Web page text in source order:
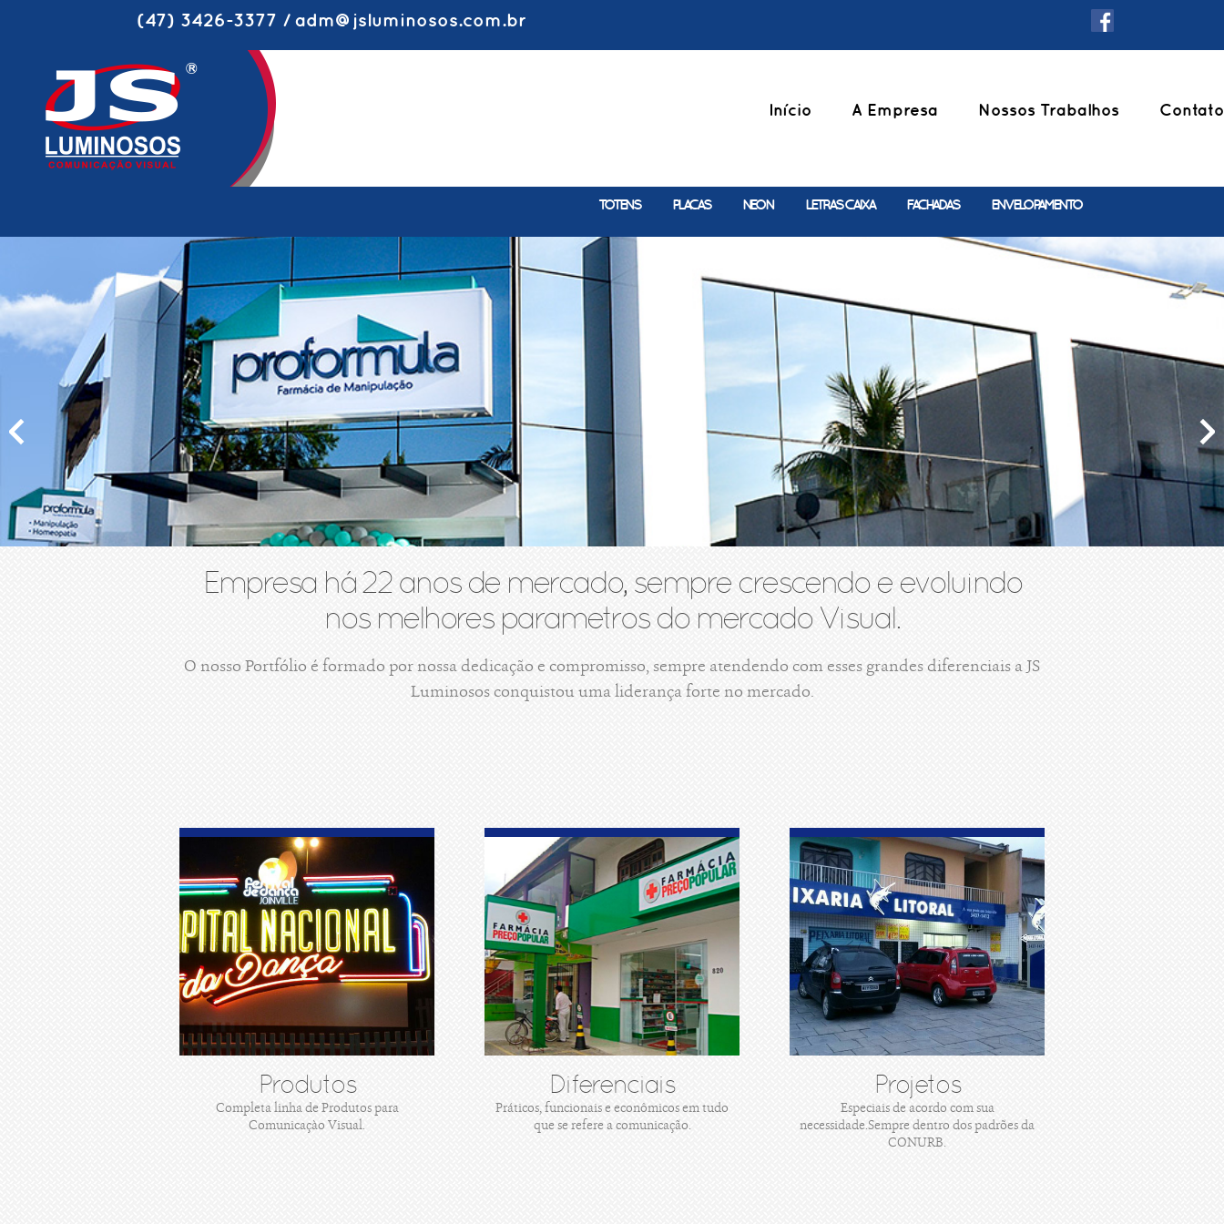
(47) 3426-3377 / adm@jsluminosos.com.br
Início A Empresa Nossos Trabalhos Contato
ENVELOPAMENTO
FACHADAS
LETRAS CAIXA
NEON
PLACAS
TOTENS
Empresa há 22 anos de mercado, sempre crescendo e evoluindo
nos melhores parametros do mercado Visual.
O nosso Portfólio é formado por nossa dedicação e compromisso, sempre atendendo com esses grandes diferenciais a JS
Luminosos conquistou uma liderança forte no mercado.
Produtos
Completa linha de Produtos para
Comunicaçào Visual.
Diferenciais
Práticos, funcionais e econômicos em tudo
que se refere a comunicação.
Projetos
Especiais de acordo com sua
necessidade.Sempre dentro dos padrões da
CONURB.